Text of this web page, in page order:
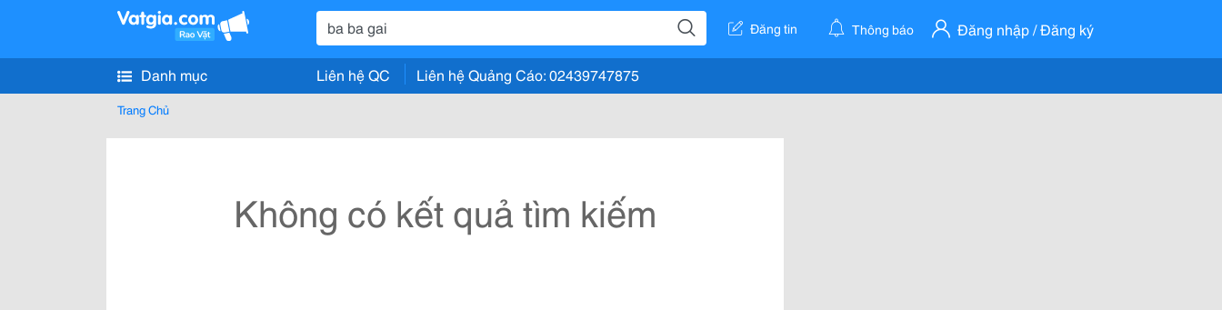
Đăng tin Thông báo Đăng nhập / Đăng ký
Danh mục Liên hệ QC Liên hệ Quảng Cáo: 02439747875
Trang Chủ
Không có kết quả tìm kiếm